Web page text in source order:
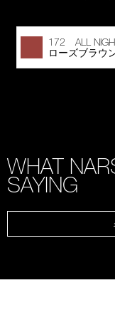
172 ALL
ローズブラウ
WHAT
SAYING